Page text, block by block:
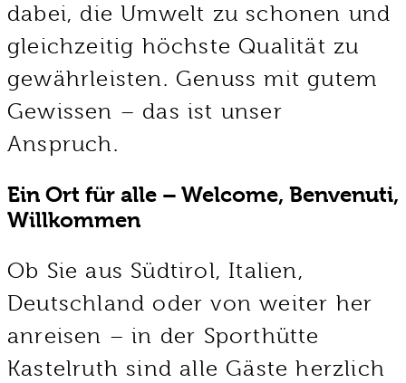
dabei, die Umwelt zu schonen und
gleichzeitig höchste Qualität zu
gewährleisten. Genuss mit gutem
Gewissen – das ist unser
Anspruch.
Ein Ort für alle – Welcome, Benvenuti,
Willkommen
Ob Sie aus Südtirol, Italien,
Deutschland oder von weiter her
anreisen – in der Sporthütte
Kastelruth sind alle Gäste herzlich